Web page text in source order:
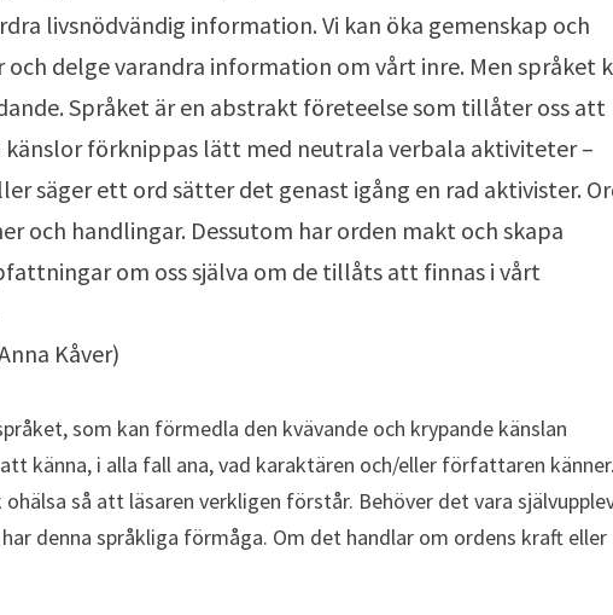
livsnödvändig information. Vi kan öka gemenskap och
delge varandra information om vårt inre. Men språket
Språket är en abstrakt företeelse som tillåter oss att
förknippas lätt med neutrala verbala aktiviteter –
säger ett ord sätter det genast igång en rad aktivister.
och handlingar. Dessutom har orden makt och skapa
om oss själva om de tillåts att finnas i vårt
Kåver)
som kan förmedla den kvävande och krypande känslan
känna, i alla fall ana, vad karaktären och/eller författaren
så att läsaren verkligen förstår. Behöver det vara
denna språkliga förmåga. Om det handlar om ordens kraft eller